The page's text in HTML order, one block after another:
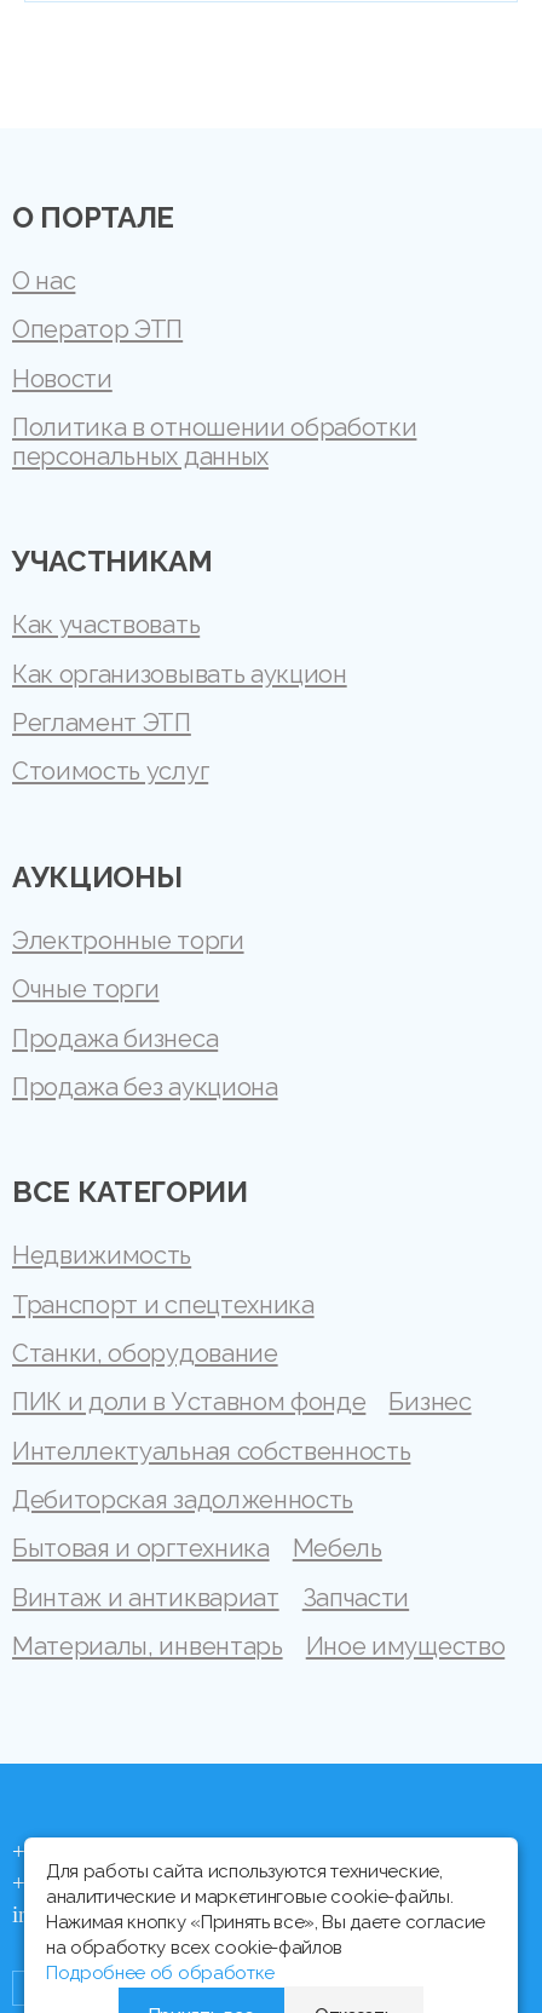
О ПОРТАЛЕ
О нас
Оператор ЭТП
Новости
Политика в отношении обработки
персональных данных
УЧАСТНИКАМ
Как участвовать
Как организовывать аукцион
Регламент ЭТП
Стоимость услуг
АУКЦИОНЫ
Электронные торги
Очные торги
Продажа бизнеса
Продажа без аукциона
ВСЕ КАТЕГОРИИ
Недвижимость
Транспорт и спецтехника
Станки, оборудование
ПИК и доли в Уставном фонде
Бизнес
Интеллектуальная собственность
Дебиторская задолженность
Бытовая и оргтехника
Мебель
Винтаж и антиквариат
Запчасти
Материалы, инвентарь
Иное имущество
+375 (44) 704 92 06
+375 (17) 373 21 33
info@ipmtorgi.by
Для работы сайта используются технические,
аналитические и маркетинговые cookie-файлы.
Нажимая кнопку «Принять все», Вы даете согласие
на обработку всех cookie-файлов
Подробнее об обработке